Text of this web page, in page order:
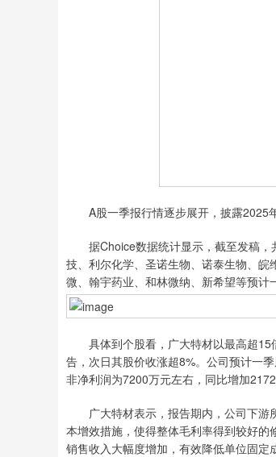
A股一季报行情逐步展开，披露2025年
据Choice数据统计显示，截至发稿，
技、利尔化学、圣诺生物、诺泰生物、
微、翰宇药业、和林微纳、新希望等预计
具体到个股看，广大特材以最高超15
告，次日其股价收涨超8%。公司预计一
非净利润为7200万元左右，同比增加
广大特材表示，报告期内，公司下游
本增效措施，使得整体毛利率得到较好的
销售收入大幅度增加，有效降低单位固